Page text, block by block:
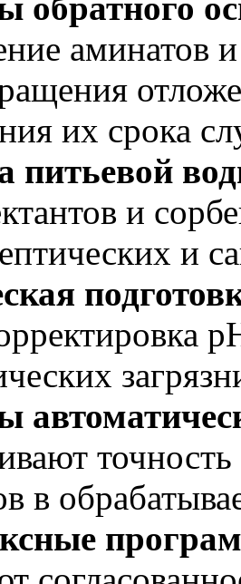
обратного
аминатов
их срока
питьевой
и
и
в